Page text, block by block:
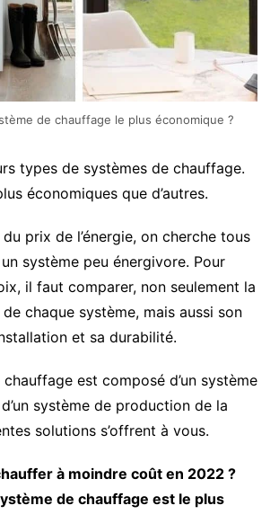
de chauffage le plus économique ?
types de systèmes de chauffage.
économiques que d’autres.
prix de l’énergie, on cherche tous
système peu énergivore. Pour
il faut comparer, non seulement la
chaque système, mais aussi son
et sa durabilité.
est composé d’un système
système de production de la
solutions s’offrent à vous.
à moindre coût en 2022 ?
de chauffage est le plus